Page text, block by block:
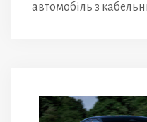
автомобіль з